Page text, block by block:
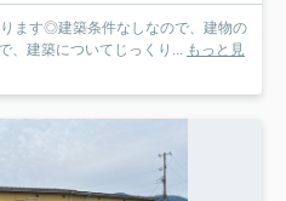
ます◎建築条件なしなので、建物の
、建築についてじっくり... もっと見